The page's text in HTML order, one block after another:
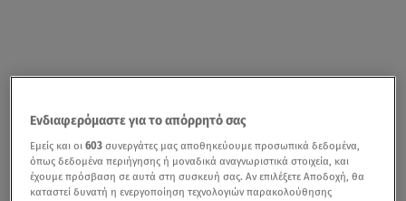
Ενδιαφερόμαστε για το απόρρητό σας
Εμείς και οι603 συνεργάτες μας αποθηκεύουμε προσωπικά δεδομένα,
όπως δεδομένα περιήγησης ή μοναδικά αναγνωριστικά στοιχεία, και
έχουμε πρόσβαση σε αυτά στη συσκευή σας. Αν επιλέξετε Αποδοχή, θα
καταστεί δυνατή η ενεργοποίηση τεχνολογιών παρακολούθησης